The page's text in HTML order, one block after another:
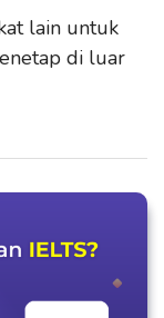
lain untuk
di luar